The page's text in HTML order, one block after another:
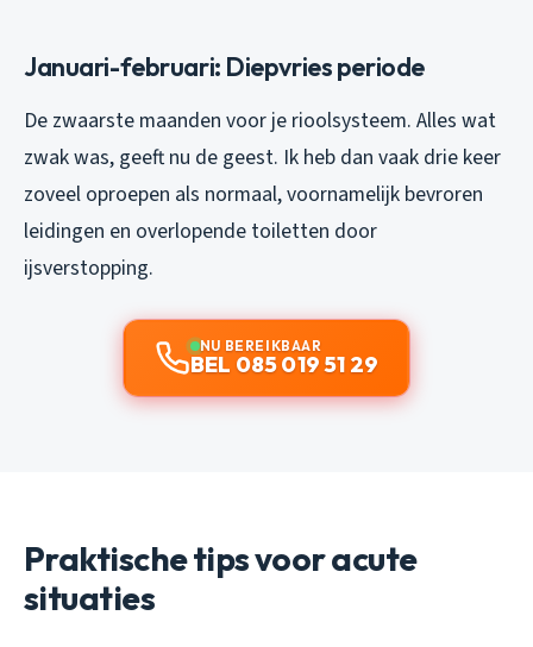
Januari-februari: Diepvries periode
De zwaarste maanden voor je rioolsysteem. Alles wat
zwak was, geeft nu de geest. Ik heb dan vaak drie keer
zoveel oproepen als normaal, voornamelijk bevroren
leidingen en overlopende toiletten door
ijsverstopping.
NU BEREIKBAAR
BEL 085 019 51 29
Praktische tips voor acute
situaties